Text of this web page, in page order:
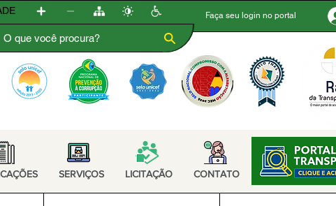
Faça seu login no portal
SERVIÇOS LICITAÇÃO CONTATO